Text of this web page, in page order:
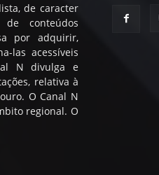
de caracter
conteúdos
por adquirir,
las acessíveis
N divulga e
relativa à
O Canal N
regional. O